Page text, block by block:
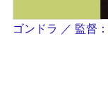
ゴンドラ ／ 監督